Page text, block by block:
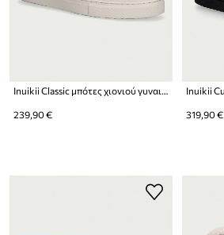
239,90 € 319,90 €